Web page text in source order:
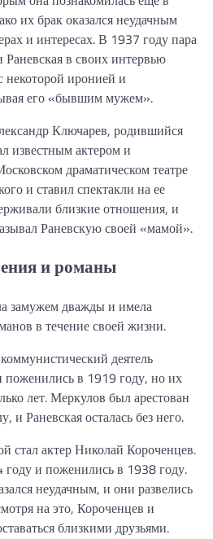
их брак оказался неудачным
и интересах. В 1937 году пара
Раневская в своих интервью
некоторой иронией и
его «бывшим мужем».
Ключарев, родившийся
известным актером и
драматическом театре
и ставил спектакли на ее
близкие отношения, и
Раневскую своей «мамой».
и романы
замужем дважды и имела
в течение своей жизни.
деятель
в 1919 году, но их
лет. Меркулов был арестован
и Раневская осталась без него.
стал актер Николай Короченцев.
и поженились в 1938 году.
неудачным, и они развелись
на это, Короченцев и
близкими друзьями.